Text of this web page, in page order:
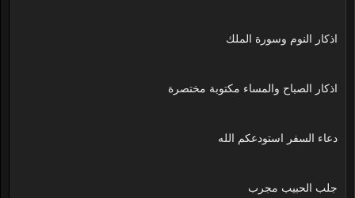
اذكار النوم وسورة الملك
اذكار الصباح والمساء مكتوبة مختصرة
دعاء السفر استودعكم الله
جلب الحبيب مجرب